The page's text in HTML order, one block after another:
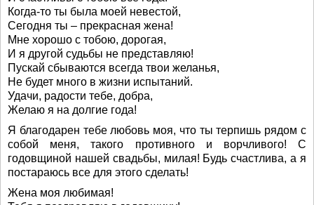
Когда-то ты была моей невестой,
Сегодня ты – прекрасная жена!
Мне хорошо с тобою, дорогая,
И я другой судьбы не представляю!
Пускай сбываются всегда твои желанья,
Не будет много в жизни испытаний.
Удачи, радости тебе, добра,
Желаю я на долгие года!
Я благодарен тебе любовь моя, что ты терпишь рядом с
собой меня, такого противного и ворчливого! С
годовщиной нашей свадьбы, милая! Будь счастлива, а я
постараюсь все для этого сделать!
Жена моя любимая!